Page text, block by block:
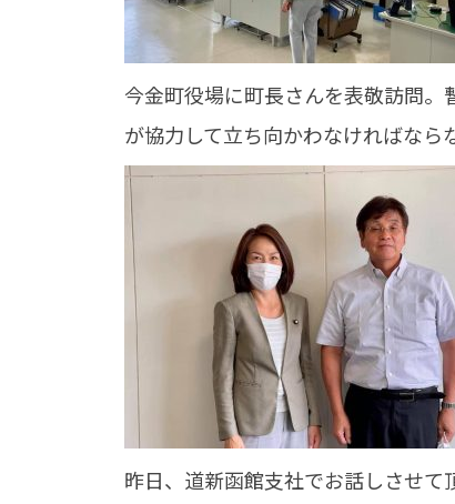
今金町役場に町長さんを表敬訪問
が協力して立ち向かわなければなら
昨日、道新函館支社でお話しさせ